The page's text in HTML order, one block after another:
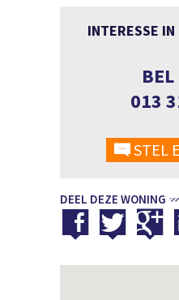
INTERESSE
013
STEL
DEEL DEZE WONING